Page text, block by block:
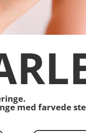
med farvede